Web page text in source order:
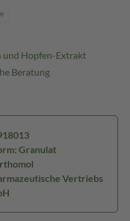
Hopfen-Extrakt
Beratung
Granulat
Vertriebs